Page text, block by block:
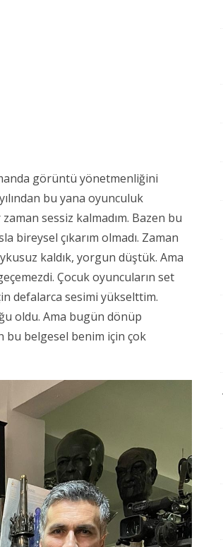
görüntü yönetmenliğini
bu yana oyunculuk
sessiz kalmadım. Bazen bu
bireysel çıkarım olmadı. Zaman
kaldık, yorgun düştük. Ama
Çocuk oyuncuların set
defalarca sesimi yükselttim.
oldu. Ama bugün dönüp
bu belgesel benim için çok